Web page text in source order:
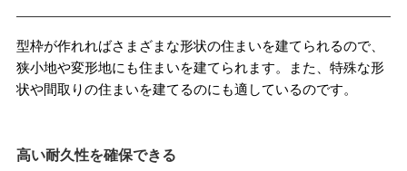
型枠が作れればさまざまな形状の住まいを建てられるので、
狭小地や変形地にも住まいを建てられます。また、特殊な形
状や間取りの住まいを建てるのにも適しているのです。
高い耐久性を確保できる